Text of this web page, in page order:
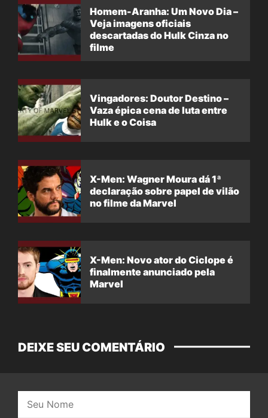
Homem-Aranha: Um Novo Dia –
Veja imagens oficiais
descartadas do Hulk Cinza no
filme
Vingadores: Doutor Destino –
Vaza épica cena de luta entre
Hulk e o Coisa
X-Men: Wagner Moura dá 1ª
declaração sobre papel de vilão
no filme da Marvel
X-Men: Novo ator do Ciclope é
finalmente anunciado pela
Marvel
DEIXE SEU COMENTÁRIO